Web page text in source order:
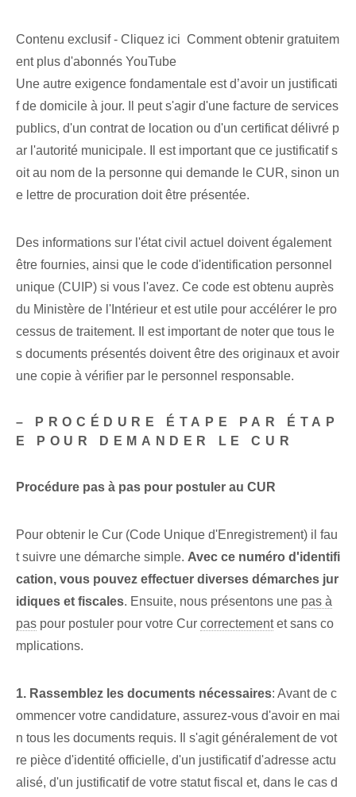
Contenu exclusif - Cliquez ici Comment obtenir gratuitem
ent plus d'abonnés YouTube
Une autre exigence fondamentale est d’avoir un justificati
f de domicile à jour. Il peut s'agir d'une facture de services
publics, d'un contrat de location ou d'un certificat délivré p
ar l'autorité municipale. Il est important que ce justificatif s
oit au nom de la personne qui demande le CUR, sinon un
e lettre de procuration doit être présentée.
Des informations sur l'état civil actuel doivent également
être fournies, ainsi que le code d'identification personnel
unique (CUIP) si vous l'avez. Ce code est obtenu auprès
du Ministère de l'Intérieur et est utile pour accélérer le pro
cessus de traitement. Il est important de noter que tous le
s documents présentés doivent être des originaux et avoir
une copie à vérifier par le personnel responsable.
– PROCÉDURE ÉTAPE PAR ÉTAP
E POUR DEMANDER LE CUR
Procédure pas à pas pour postuler au CUR
Pour obtenir le Cur (Code Unique d'Enregistrement) il fau
t suivre une démarche simple. Avec ce numéro d'identifi
cation, vous pouvez effectuer diverses démarches jur
idiques et fiscales. Ensuite, nous présentons une pas à
pas pour postuler pour votre‌ Cur correctementet sans co
mplications.
1. Rassemblez les documents nécessaires: Avant de c
ommencer votre candidature, assurez-vous d'avoir en mai
n tous les documents requis. Il s'agit généralement de vot
re pièce d'identité officielle, d'un justificatif d'adresse actu
alisé, d'un justificatif de votre statut fiscal et, dans le cas d